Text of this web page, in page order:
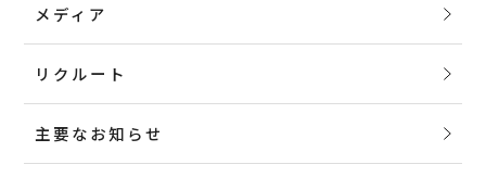
メディア
リクルート
主要なお知らせ